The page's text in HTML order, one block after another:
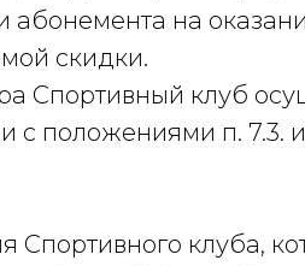
на
скидки.
Спортивный клуб
с положениями п.
Спортивного клуба,